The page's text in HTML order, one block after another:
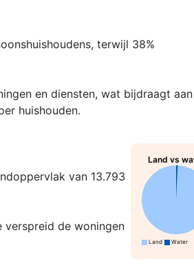
terwijl 38%
en diensten, wat bijdraagt
huishouden.
van 13.793
verspreid de woningen
Land vs
Land Water